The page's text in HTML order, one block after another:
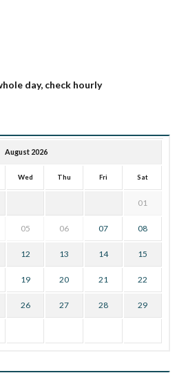
day, check hourly
August 2026
Wed Thu Fri Sat
01
05 06 07 08
12 13 14 15
19 20 21 22
26 27 28 29